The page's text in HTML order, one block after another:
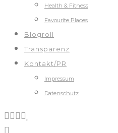
Health & Fitness
Favourite Places
Blogroll
Transparenz
Kontakt/PR
Impressum
Datenschutz